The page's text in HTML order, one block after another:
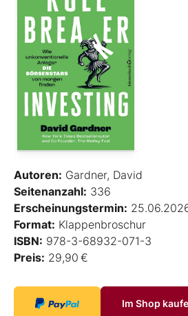
Autoren: Gardner, David
Seitenanzahl: 336
Erscheinungstermin:
Format: Klappenbroschur
ISBN: 978-3-68932-071-3
Preis: 29,90 €
Im Shop